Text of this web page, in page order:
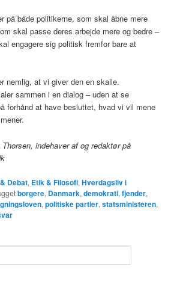
på både politikerne, som skal åbne mere
skal passe deres arbejde mere og bedre –
engagere sig politisk fremfor bare at
nemlig, at vi giver den en skalle.
sammen i en dialog – uden at se
forhånd at have besluttet, hvad vi vil mene
indehaver af og redaktør på
Debat, Etik & Filosofi,Hverdagsliv i
borgere, Danmark,demokrati,fjender,
,politiske partier,statsministeren,